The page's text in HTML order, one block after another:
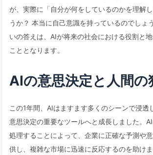
が、実際に「自分が何をしているのかを理解
うか？ 本当に自己意識を持っているのでしょ
いの答えは、AIが将来の社会における役割と
こととなります。
AIの意思決定と人間の
この1年間、AIはますます多くのシーンで浸透
意思決定の重要なツールへと成長しました。
処理することによって、企業に正確な予測や
供し、複雑な市場に迅速に反応するのを助け